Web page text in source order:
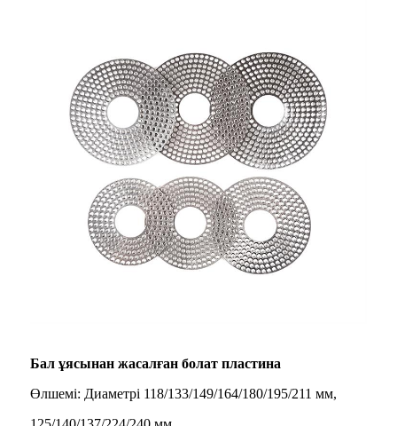
Бал ұясынан жасалған болат пластина
Өлшемі: Диаметрі 118/133/149/164/180/195/211 мм,